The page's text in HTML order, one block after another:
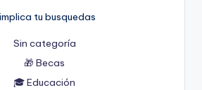
tu busquedas
Sin categoría
🎁 Becas
🎓 Educación